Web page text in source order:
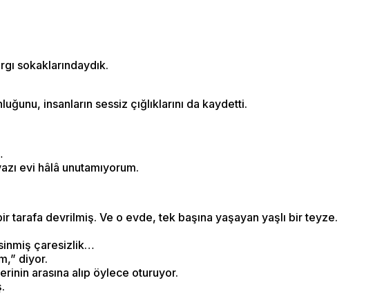
sokaklarındaydık.
insanların sessiz çığlıklarını da kaydetti.
evi hâlâ unutamıyorum.
tarafa devrilmiş. Ve o evde, tek başına yaşayan yaşlı bir teyze.
çaresizlik…
diyor.
arasına alıp öylece oturuyor.